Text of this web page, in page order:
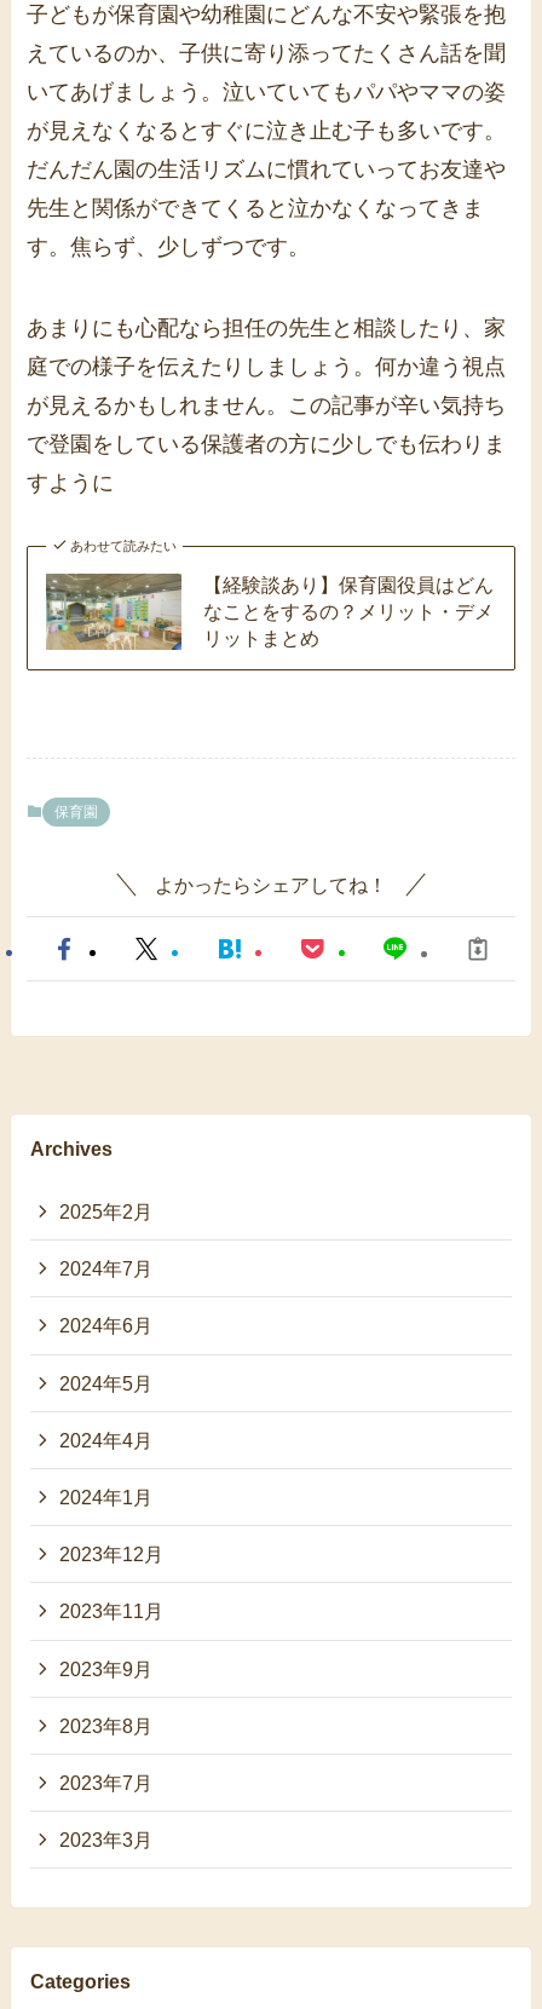
子どもが保育園や幼稚園にどんな不安や緊張を抱
えているのか、子供に寄り添ってたくさん話を聞
いてあげましょう。泣いていてもパパやママの姿
が見えなくなるとすぐに泣き止む子も多いです。
だんだん園の生活リズムに慣れていってお友達や
先生と関係ができてくると泣かなくなってきま
す。焦らず、少しずつです。
あまりにも心配なら担任の先生と相談したり、家
庭での様子を伝えたりしましょう。何か違う視点
が見えるかもしれません。この記事が辛い気持ち
で登園をしている保護者の方に少しでも伝わりま
すように
あわせて読みたい
【経験談あり】保育園役員はどん
なことをするの？メリット・デメ
リットまとめ
保育園
よかったらシェアしてね！
Archives
2025年2月
2024年7月
2024年6月
2024年5月
2024年4月
2024年1月
2023年12月
2023年11月
2023年9月
2023年8月
2023年7月
2023年3月
Categories